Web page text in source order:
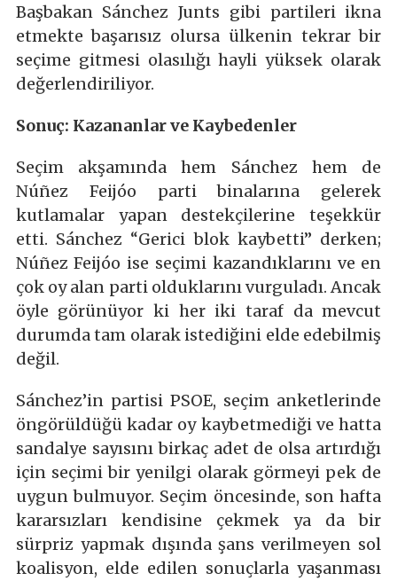
Başbakan Sánchez Junts gibi partileri ikna
etmekte başarısız olursa ülkenin tekrar bir
seçime gitmesi olasılığı hayli yüksek olarak
değerlendiriliyor.
Sonuç: Kazananlar ve Kaybedenler
Seçim akşamında hem Sánchez hem de
Núñez Feijóo parti binalarına gelerek
kutlamalar yapan destekçilerine teşekkür
etti. Sánchez “Gerici blok kaybetti” derken;
Núñez Feijóo ise seçimi kazandıklarını ve en
çok oy alan parti olduklarını vurguladı. Ancak
öyle görünüyor ki her iki taraf da mevcut
durumda tam olarak istediğini elde edebilmiş
değil.
Sánchez’in partisi PSOE, seçim anketlerinde
öngörüldüğü kadar oy kaybetmediği ve hatta
sandalye sayısını birkaç adet de olsa artırdığı
için seçimi bir yenilgi olarak görmeyi pek de
uygun bulmuyor. Seçim öncesinde, son hafta
kararsızları kendisine çekmek ya da bir
sürpriz yapmak dışında şans verilmeyen sol
koalisyon, elde edilen sonuçlarla yaşanması